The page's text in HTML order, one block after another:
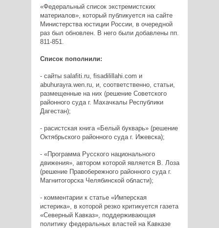
«Федеральный список экстремистских
материалов», который публикуется на сайте
Министерства юстиции России, в очередной
раз был обновлен. В него были добавлены пп.
811-851.
Список пополнили:
- сайты salafiti.ru, fisadilillahi.com и
abuhurayra.wen.ru, и, соответственно, статьи,
размещенные на них (решение Советского
районного суда г. Махачкалы Республики
Дагестан);
- расистская книга «Белый букварь» (решение
Октябрьского районного суда г. Ижевска);
- «Программа Русского национального
движения», автором которой является В. Лоза
(решение Правобережного районного суда г.
Магнитогорска Челябинской области);
- комментарии к статье «Имперская
истерика», в которой резко критикуется газета
«Северный Кавказ», поддерживающая
политику федеральных властей на Кавказе